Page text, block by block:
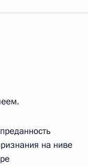
на ниве